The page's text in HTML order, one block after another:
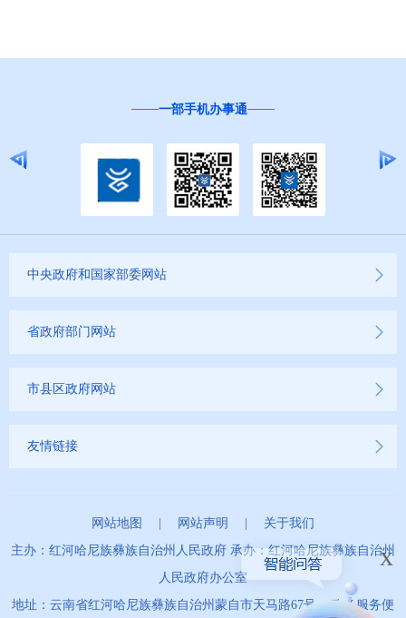
一部手机办事通
中央政府和国家部委网站
省政府部门网站
市县区政府网站
友情链接
网站地图 网站声明
关于我们
主办：红河哈尼族彝族自治州人民政府 承办：红河哈尼族彝族自治州
人民政府办公室
地址：云南省红河哈尼族彝族自治州蒙自市天马路67号 政务服务便
x